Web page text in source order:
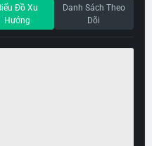
Đồ Xu
Hướng
Danh Sách Theo
Dõi